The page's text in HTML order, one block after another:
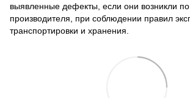
выявленные дефекты, если они возникли
производителя, при соблюдении правил
транспортировки и хранения.